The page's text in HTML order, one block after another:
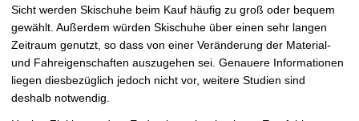
Sicht werden Skischuhe beim Kauf häufig zu groß oder bequem
gewählt. Außerdem würden Skischuhe über einen sehr langen
Zeitraum genutzt, so dass von einer Veränderung der Material-
und Fahreigenschaften auszugehen sei. Genauere Informationen
liegen diesbezüglich jedoch nicht vor, weitere Studien sind
deshalb notwendig.